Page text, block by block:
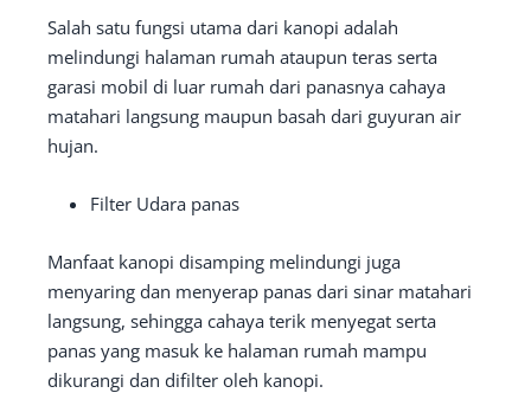
Salah satu fungsi utama dari kanopi adalah
melindungi halaman rumah ataupun teras serta
garasi mobil di luar rumah dari panasnya cahaya
matahari langsung maupun basah dari guyuran air
hujan.
Filter Udara panas
Manfaat kanopi disamping melindungi juga
menyaring dan menyerap panas dari sinar matahari
langsung, sehingga cahaya terik menyegat serta
panas yang masuk ke halaman rumah mampu
dikurangi dan difilter oleh kanopi.